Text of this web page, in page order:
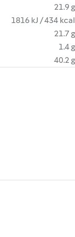
21.9 g
1816 kJ / 434 kcal
21.7 g
1.4 g
40.2 g